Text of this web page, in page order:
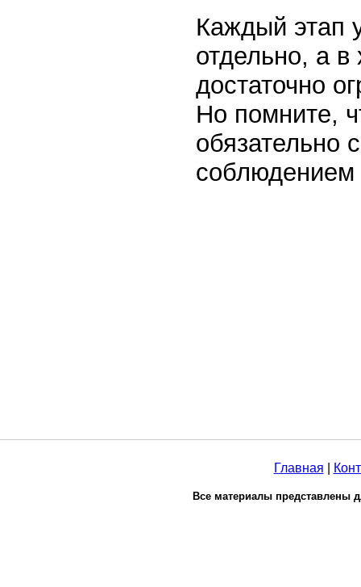
Каждый этап
отдельно, а
достаточно
Но помните,
обязательно
Главная
Все материалы представлены